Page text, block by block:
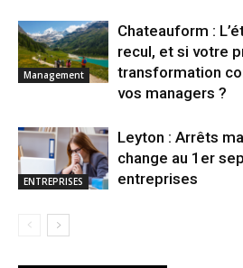
Management
Chateauform :
recul, et si votre
transformation
vos managers ?
ENTREPRISES
Leyton : Arrêts
change au 1er
entreprises